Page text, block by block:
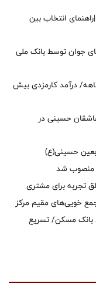
انتخاب بین
زوج‌های جوان توسط بانک ملی
درآمد کارمزدی بیش
حسینی در
حسینی(ع)
منصوب شد
تجربه برای مشتری
خویی‌های مقیم مرکز
توسط بانک مسکن/ تسریع